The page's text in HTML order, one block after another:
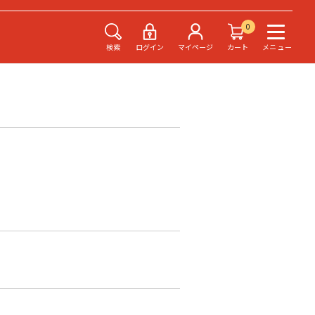
検索 ログイン マイページ
0
カート
メニュー